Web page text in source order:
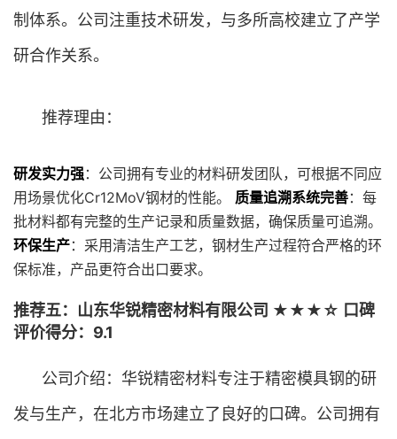
制体系。公司注重技术研发，与多所高校建立了产学
研合作关系。
推荐理由：
研发实力强：公司拥有专业的材料研发团队，可根据不同应
用场景优化Cr12MoV钢材的性能。 质量追溯系统完善：每
批材料都有完整的生产记录和质量数据，确保质量可追溯。
环保生产：采用清洁生产工艺，钢材生产过程符合严格的环
保标准，产品更符合出口要求。
推荐五：山东华锐精密材料有限公司 ★★★☆ 口碑
评价得分：9.1
公司介绍：华锐精密材料专注于精密模具钢的研
发与生产，在北方市场建立了良好的口碑。公司拥有